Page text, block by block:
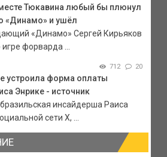
Тюкавина любый бы плюнул
«Динамо» и ушёл
«Динамо» Сергей Кирьяков
форварда ...
712 20
устроила форма оплаты
Энрике - источник
инсайдерша Раиса
сети Х, ...